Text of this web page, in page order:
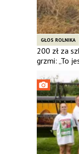
GŁOS ROLNIKA
200 zł za
grzmi: „To